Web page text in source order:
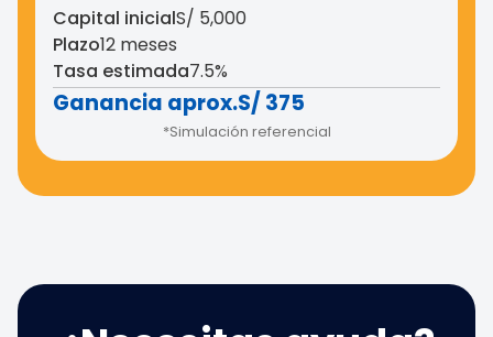
Capital inicialS/ 5,000
Plazo12 meses
Tasa estimada7.5%
Ganancia aprox.S/ 375
*Simulación referencial